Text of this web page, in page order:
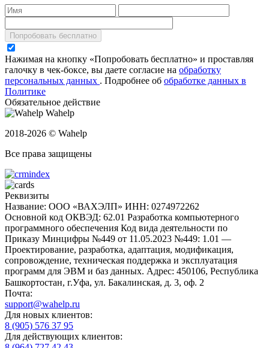
Попробовать бесплатно
Нажимая на кнопку «Попробовать бесплатно» и проставляя
галочку в чек-боксе, вы даете согласие на обработку
персональных данных . Подробнее об обработке данных в
Политике
Обязательное действие
Wahelp
2018-2026 © Wahelp
Все права защищены
Реквизиты
Название: ООО «ВАХЭЛП» ИНН: 0274972262
Основной код ОКВЭД: 62.01 Разработка компьютерного
программного обеспечения Код вида деятельности по
Приказу Минцифры №449 от 11.05.2023 №449: 1.01 —
Проектирование, разработка, адаптация, модификация,
сопровождение, техническая поддержка и эксплуатация
программ для ЭВМ и баз данных. Адрес: 450106, Республика
Башкортостан, г.Уфа, ул. Бакалинская, д. 3, oф. 2
Почта:
support@wahelp.ru
Для новых клиентов:
8 (905) 576 37 95
Для действующих клиентов: